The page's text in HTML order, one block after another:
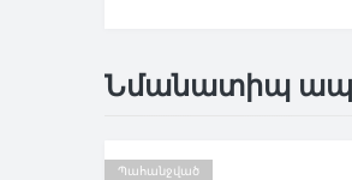
Նմանատիպ
Պահանջված